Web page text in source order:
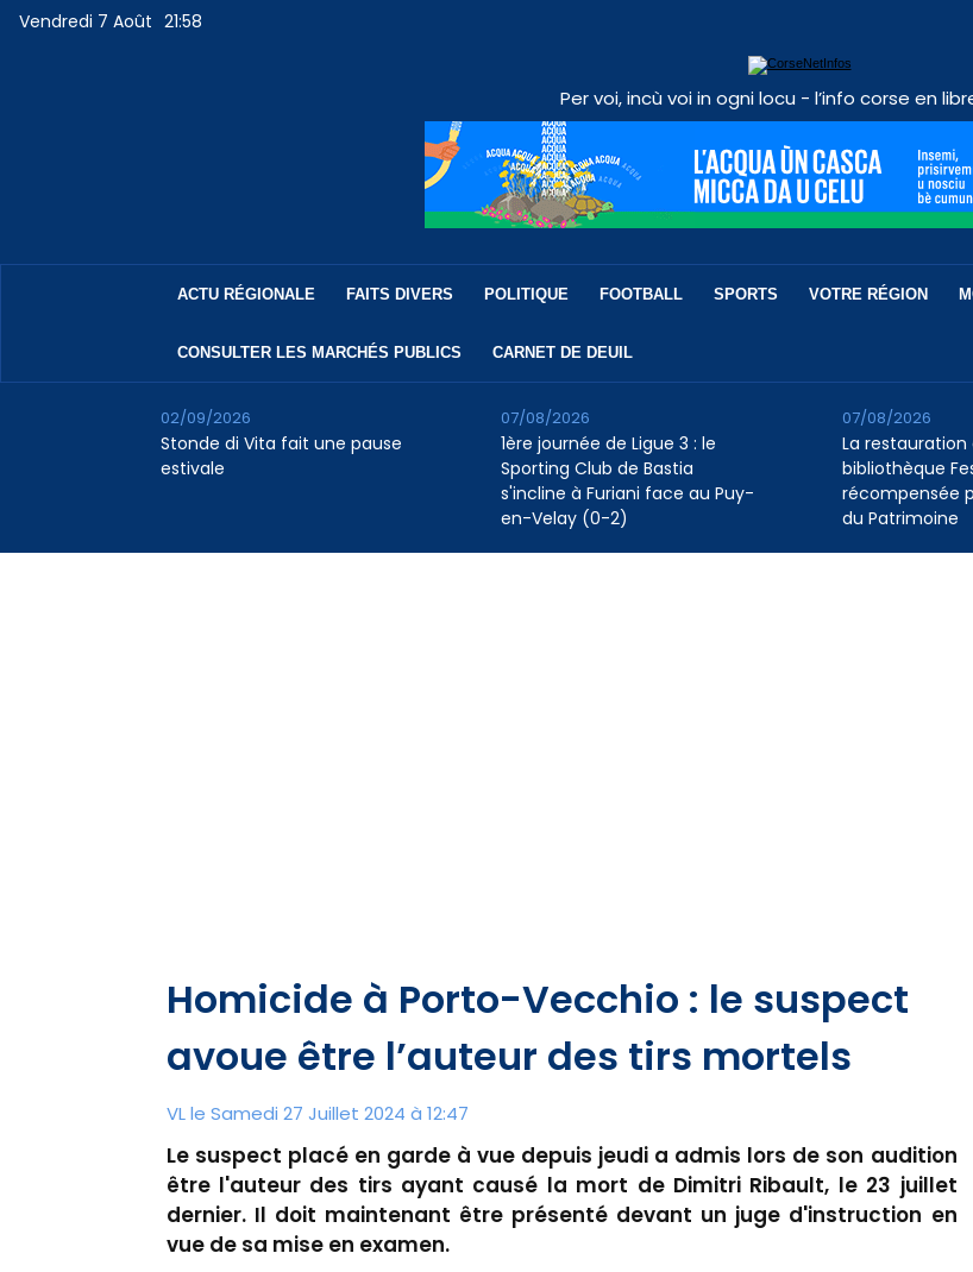
Vendredi 7 Août 21:58
Per voi, incù voi in ogni locu - l’info corse en
ACTU RÉGIONALE FAITS DIVERS POLITIQUE FOOTBALL SPORTS VOTRE RÉGION
CONSULTER LES MARCHÉS PUBLICS CARNET DE DEUIL
Stonde di Vita fait une pause
estivale
02/09/2026
1ère journée de Ligue 3 : le
Sporting Club de Bastia
s'incline à Furiani face au Puy-
en-Velay (0-2)
07/08/2026
La restauration
bibliothèque
récompensée
du Patrimoine
07/08/2026
Homicide à Porto-Vecchio : le suspect
avoue être l’auteur des tirs mortels
VL le Samedi 27 Juillet 2024 à 12:47
Le suspect placé en garde à vue depuis jeudi a admis lors de son audition
être l'auteur des tirs ayant causé la mort de Dimitri Ribault, le 23 juillet
dernier. Il doit maintenant être présenté devant un juge d'instruction en
vue de sa mise en examen.